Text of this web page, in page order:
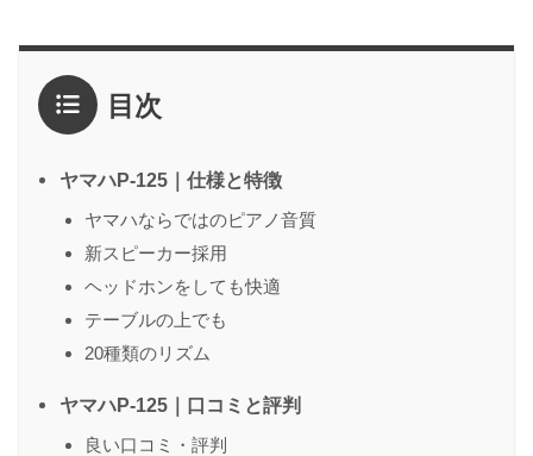
4点
3点
2点
1点
感想 * 目次
ヤマハP-125｜仕様と特徴
ヤマハならではのピアノ音質
新スピーカー採用
ヘッドホンをしても快適
テーブルの上でも
20種類のリズム
ヤマハP-125｜口コミと評判
良い口コミ・評判